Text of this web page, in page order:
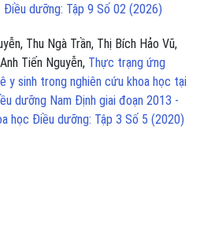
Điều dưỡng: Tập 9 Số 02 (2026)
Thu Ngà Trần, Thị Bích Hảo Vũ,
Tiến Nguyễn, Thực trạng ứng
y sinh trong nghiên cứu khoa học tại
dưỡng Nam Định giai đoạn 2013 -
học Điều dưỡng: Tập 3 Số 5 (2020)